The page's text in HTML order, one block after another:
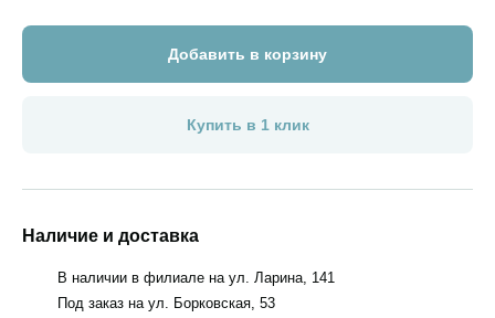
Добавить в корзину
Купить в 1 клик
Наличие и доставка
В наличии в филиале на ул. Ларина, 141
Под заказ на ул. Борковская, 53